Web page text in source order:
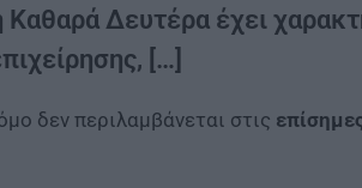
Δευτέρα έχει
[…]
δεν περιλαμβάνεται στις